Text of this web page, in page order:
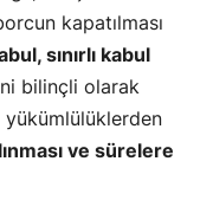
kapatılması
sınırlı kabul
bilinçli olarak
yükümlülüklerden
ve sürelere